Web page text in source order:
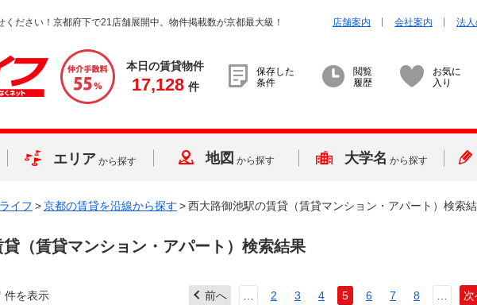
ださい！京都府下で21店舗展開中。物件掲載数が京都最大級！ 店舗案内 会社案内 法
本日の賃貸物件
17,128 件
保存した
条件
閲覧
履歴
お気に
入り
エリア から探す 地図 から探す 大学名 から探す
イフ >京都の賃貸を沿線から探す >西大路御池駅の賃貸（賃貸マンション・アパート）検索
貸（賃貸マンション・アパート）検索結果
件を表示 前へ 2 3 4 5 6 7 8